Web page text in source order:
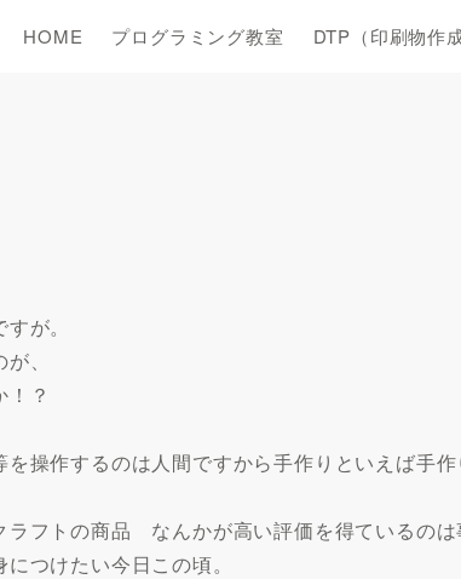
HOME プログラミング教室 DTP（印刷物作成
が。
、
！？
操作するのは人間ですから手作りといえば手作
トの商品 なんかが高い評価を得ているのは
つけたい今日この頃。